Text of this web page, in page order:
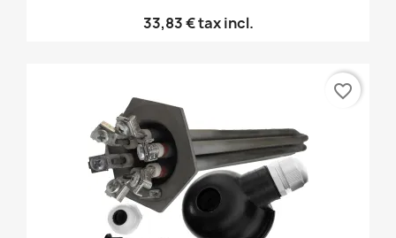
33,83 €tax incl.
favorite_border